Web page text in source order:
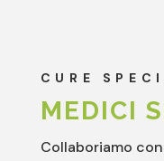
CURE
MEDICI
Collaboriamo